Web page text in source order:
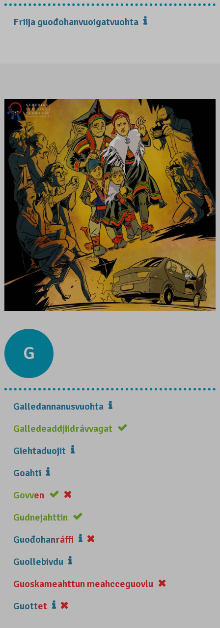
Friija guođohanvuoigatvuohta
G
Galledannanusvuohta
Galledeaddjiidrávvagat
Giehtaduojit
Goahti
Govven
Gudnejahttin
Guođohanráffi
Guollebivdu
Guoskameahttun meahcceguovlu
Guottet